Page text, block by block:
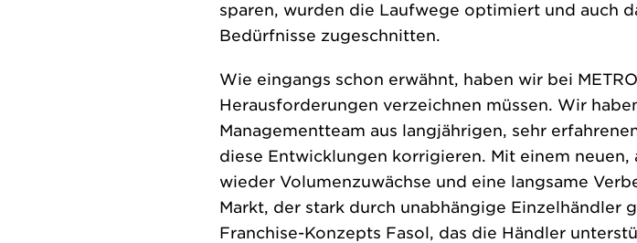
sparen, wurden die Laufwege optimiert und auch
Bedürfnisse zugeschnitten.
Wie eingangs schon erwähnt, haben wir bei
Herausforderungen verzeichnen müssen. Wir
Managementteam aus langjährigen, sehr
diese Entwicklungen korrigieren. Mit einem
wieder Volumenzuwächse und eine langsame
Markt, der stark durch unabhängige Einzelhändler
Franchise-Konzepts Fasol, das die Händler